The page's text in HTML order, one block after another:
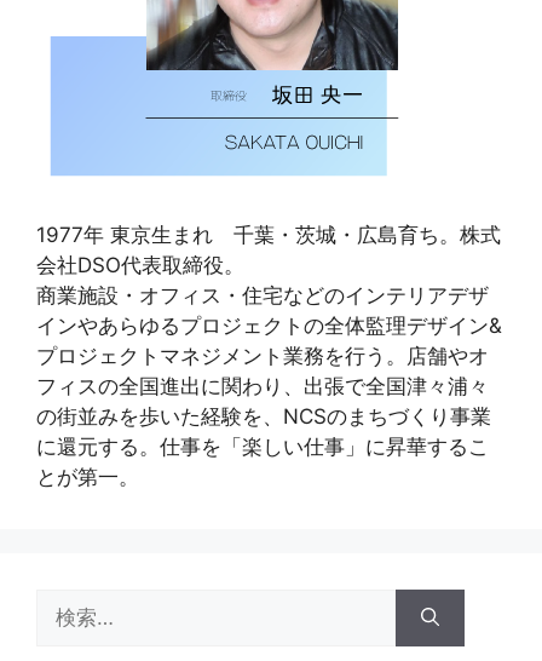
1977年 東京⽣まれ 千葉・茨城・広島育ち。株式
会社DSO代表取締役。
商業施設・オフィス・住宅などのインテリアデザ
インやあらゆるプロジェクトの全体監理デザイン&
プロジェクトマネジメント業務を⾏う。店舗やオ
フィスの全国進出に関わり、出張で全国津々浦々
の街並みを歩いた経験を、NCSのまちづくり事業
に還元する。仕事を「楽しい仕事」に昇華するこ
とが第⼀。
索: